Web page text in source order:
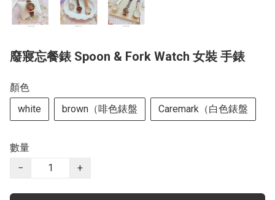
廢寢忘餐錶 Spoon & Fork Watch 女裝 手錶
顏色
white
brown（啡色錶盤 Caremark（白色錶盤
數量
−
+